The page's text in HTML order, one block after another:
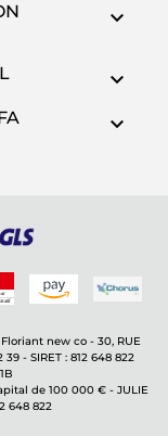
new co - 30, RUE
39 - SIRET : 812 648 822
de 100 000 € - JULIE
648 822